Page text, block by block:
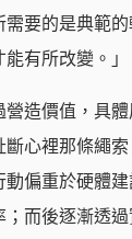
要的是典範
有所改變。」
造價值，具
心裡那條繩
偏重於硬體
而後逐漸透